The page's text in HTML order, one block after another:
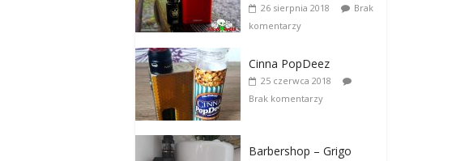
26 sierpnia 2018
Brak
komentarzy
Cinna PopDeez
25 czerwca 2018
Brak komentarzy
Barbershop – Grigo